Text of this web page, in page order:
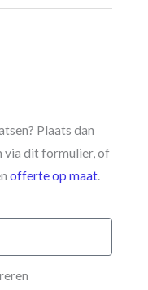
Plaats dan
via dit formulier, of
offerte op maat.